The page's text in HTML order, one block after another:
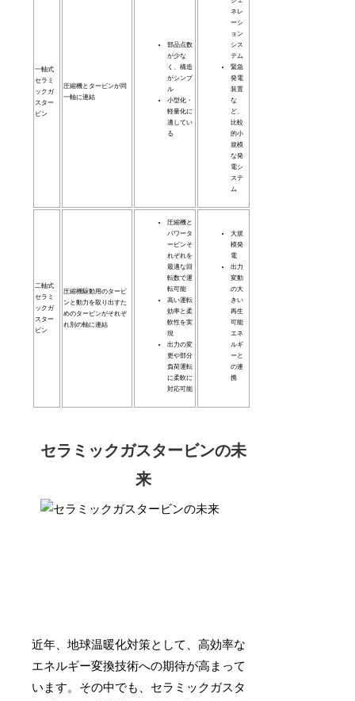
一軸式
セラミ
ックガ
スター
ビン
圧縮機とタービンが同
一軸に連結
部品点数
が少な
く、構造
がシンプ
ル
小型化・
軽量化に
適してい
る
ネレ
ーシ
ョン
シス
テム
緊急
発電
装置
な
ど、
比較
的小
規模
な発
電シ
ステ
ム
二軸式
セラミ
ックガ
スター
ビン
圧縮機駆動用のタービ
ンと動力を取り出すた
めのタービンがそれぞ
れ別の軸に連結
圧縮機と
パワータ
ービンそ
れぞれを
最適な回
転数で運
転可能
高い運転
効率と柔
軟性を実
現
出力の変
更や部分
負荷運転
に柔軟に
対応可能
大規
模発
電
出力
変動
の大
きい
再生
可能
エネ
ルギ
ーと
の連
携
セラミックガスタービンの未
来
近年、地球温暖化対策として、高効率な
エネルギー変換技術への期待が高まって
います。その中でも、セラミックガスタ